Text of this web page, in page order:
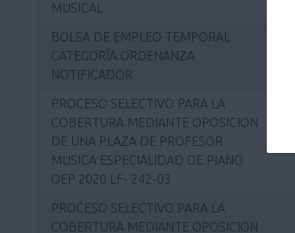
MUSICAL
BOLSA DE EMPLEO TEMPORAL
CATEGORÍA ORDENANZA
NOTIFICADOR
PROCESO SELECTIVO PARA LA
COBERTURA MEDIANTE OPOSICION
DE UNA PLAZA DE PROFESOR
MUSICA ESPECIALIDAD DE PIANO
OEP 2020 LF- 242-03
PROCESO SELECTIVO PARA LA
COBERTURA MEDIANTE OPOSICION